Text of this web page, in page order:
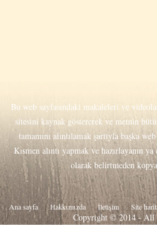
Bu web sayfasındaki makaleleri ve
sitesini kaynak göstererek ve metnin
tamamını alıntılamak şartıyla başka
Kısmen alıntı yapmak ve hazırlayanın
olarak belirtmeden
Ana sayfa Hakkιmιzda İletişim Site
Copyright © 2014 - All